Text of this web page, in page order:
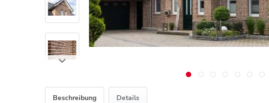
Beschreibung Details